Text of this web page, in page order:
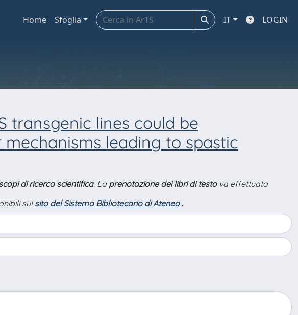
Home Sfoglia IT LOGIN
transgenic lines could be
leading to spastic
di ricerca scientifica. La prenotazione dei libri di testova effettuata
sulsito del Sistema Bibliotecario di Ateneo .